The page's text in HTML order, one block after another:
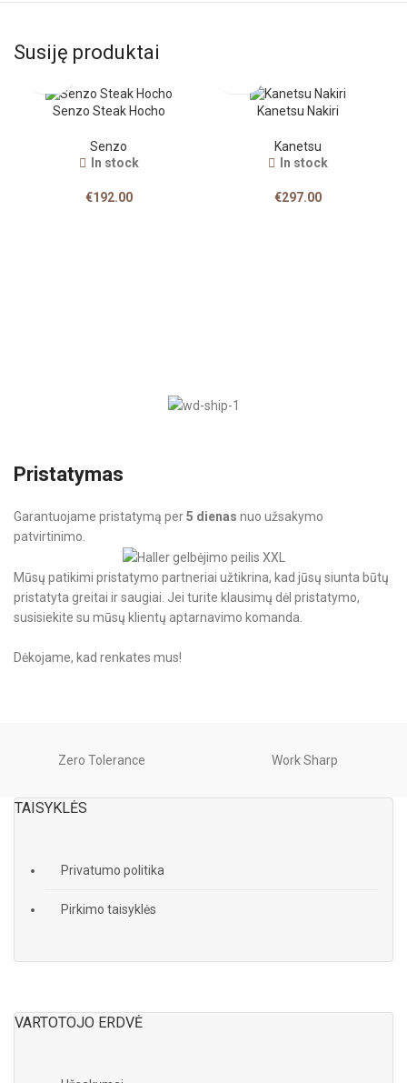
Susiję produktai
Senzo Steak Hocho
Senzo
In stock
€192.00
Kanetsu Nakiri
Kanetsu
In stock
€297.00
Pristatymas
Garantuojame pristatymą per5 dienas nuo užsakymo
patvirtinimo.
Mūsų patikimi pristatymo partneriai užtikrina, kad jūsų siunta būtų
pristatyta greitai ir saugiai. Jei turite klausimų dėl pristatymo,
susisiekite su mūsų klientų aptarnavimo komanda.
Dėkojame, kad renkates mus!
Zero Tolerance Work Sharp
TAISYKLĖS
Privatumo politika
Pirkimo taisyklės
VARTOTOJO ERDVĖ